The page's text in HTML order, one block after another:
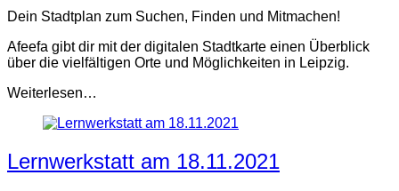
Dein Stadtplan zum Suchen, Finden und Mitmachen!
Afeefa gibt dir mit der digitalen Stadtkarte einen Überblick
über die vielfältigen Orte und Möglichkeiten in Leipzig.
Weiterlesen…
Lernwerkstatt am 18.11.2021